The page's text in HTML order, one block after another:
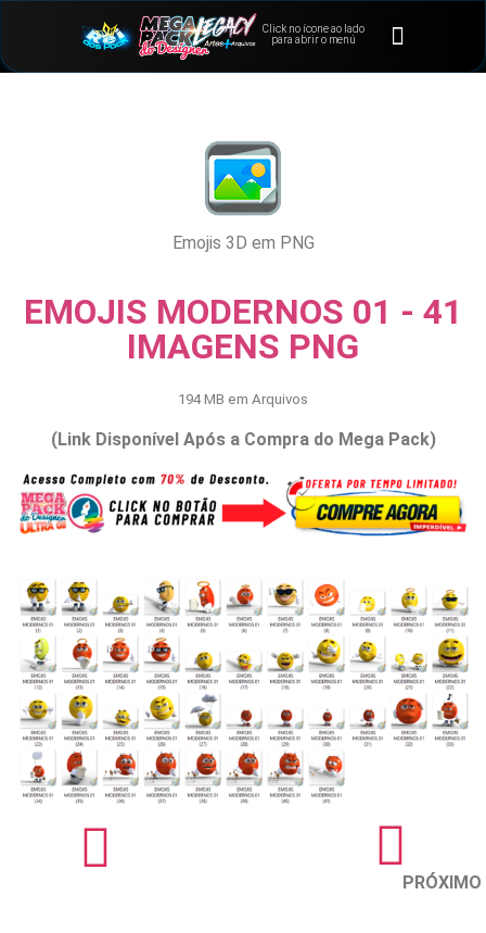
Click no ícone ao lado
para abrir o menú
Emojis 3D em PNG
EMOJIS MODERNOS 01 - 41
IMAGENS PNG
194 MB em Arquivos
(Link Disponível Após a Compra do Mega Pack)
PRÓXIMO